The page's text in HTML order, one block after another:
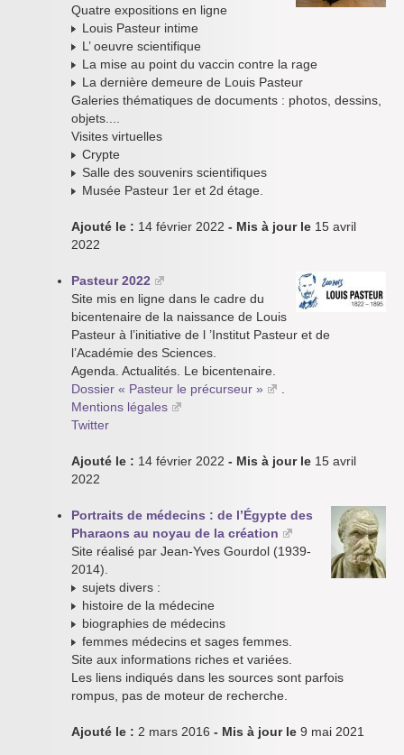
Quatre expositions en ligne
Louis Pasteur intime
L’ oeuvre scientifique
La mise au point du vaccin contre la rage
La dernière demeure de Louis Pasteur
Galeries thématiques de documents : photos, dessins,
objets....
Visites virtuelles
Crypte
Salle des souvenirs scientifiques
Musée Pasteur 1er et 2d étage.
Ajouté le : 14 février 2022 - Mis à jour le 15 avril
2022
Pasteur 2022
Site mis en ligne dans le cadre du
bicentenaire de la naissance de Louis
Pasteur à l’initiative de l ’Institut Pasteur et de
l’Académie des Sciences.
Agenda. Actualités. Le bicentenaire.
Dossier « Pasteur le précurseur »
Mentions légales
Twitter
Ajouté le : 14 février 2022 - Mis à jour le 15 avril
2022
Portraits de médecins : de l’Égypte des
Pharaons au noyau de la création
Site réalisé par Jean-Yves Gourdol (1939-
2014).
sujets divers :
histoire de la médecine
biographies de médecins
femmes médecins et sages femmes.
Site aux informations riches et variées.
Les liens indiqués dans les sources sont parfois
rompus, pas de moteur de recherche.
Ajouté le : 2 mars 2016 - Mis à jour le 9 mai 2021